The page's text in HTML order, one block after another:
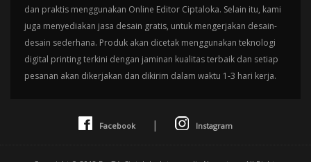
dan praktis menggunakan Online Editor Ciptaloka. Selain itu, kami
juga menyediakan jasa desain gratis, untuk mengerjakan desain-
desain sederhana. Produk akan dicetak menggunakan teknologi
digital printing terkini dengan jaminan kualitas terbaik dan setiap
pesanan akan dikerjakan dan dikirim dalam waktu 1-3 hari kerja.
Facebook | Instagram